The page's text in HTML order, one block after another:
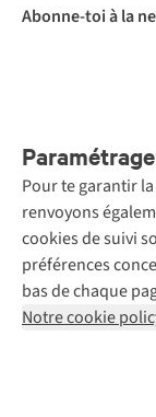
Pour te garantir
renvoyons
cookies de suivi
préférences
bas de chaque
Notre cookie
Abonne-toi à la
Retail Concepts
N.V.,
Smallandlaan
9, 2660